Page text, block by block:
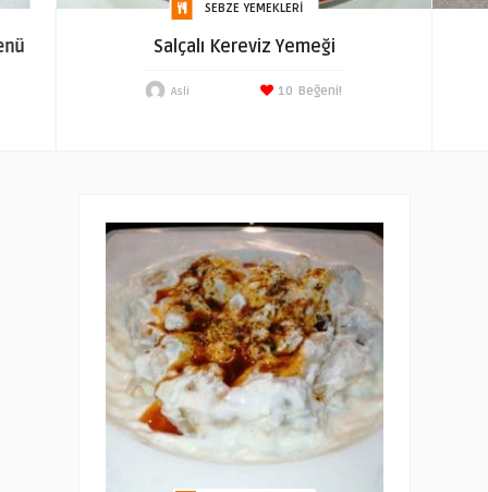
SEBZE YEMEKLERI
Salçalı Kereviz Yemeği
Asli Beğeni!
10